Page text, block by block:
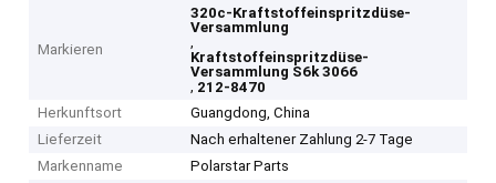
Markieren
320c-Kraftstoffeinspritzdüse-
Versammlung
,
Kraftstoffeinspritzdüse-
Versammlung S6k 3066
, 212-8470
Herkunftsort
Guangdong, China
Lieferzeit
Nach erhaltener Zahlung 2-7 Tage
Markenname
Polarstar Parts